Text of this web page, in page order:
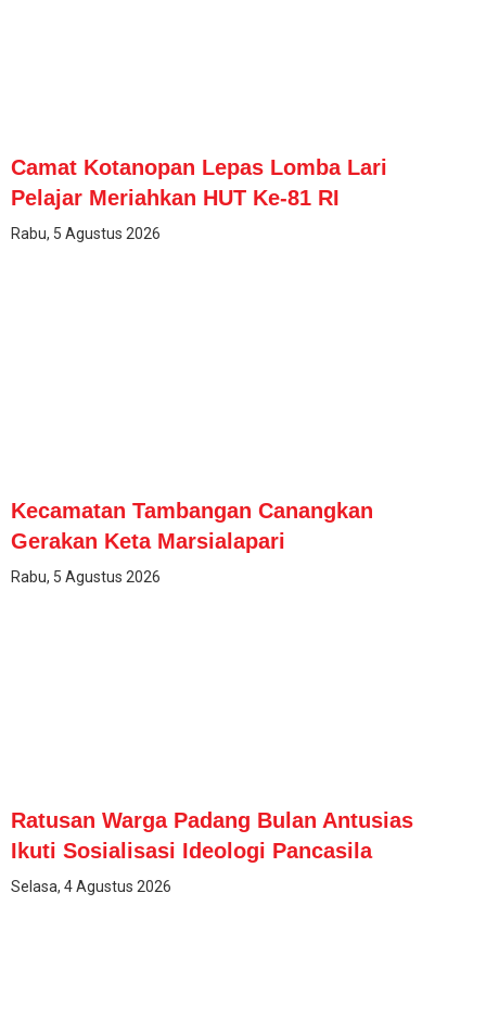
Camat Kotanopan Lepas Lomba Lari
Pelajar Meriahkan HUT Ke-81 RI
Rabu, 5 Agustus 2026
Kecamatan Tambangan Canangkan
Gerakan Keta Marsialapari
Rabu, 5 Agustus 2026
Ratusan Warga Padang Bulan Antusias
Ikuti Sosialisasi Ideologi Pancasila
Selasa, 4 Agustus 2026